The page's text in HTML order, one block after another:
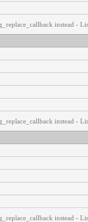
instead -
instead -
instead -